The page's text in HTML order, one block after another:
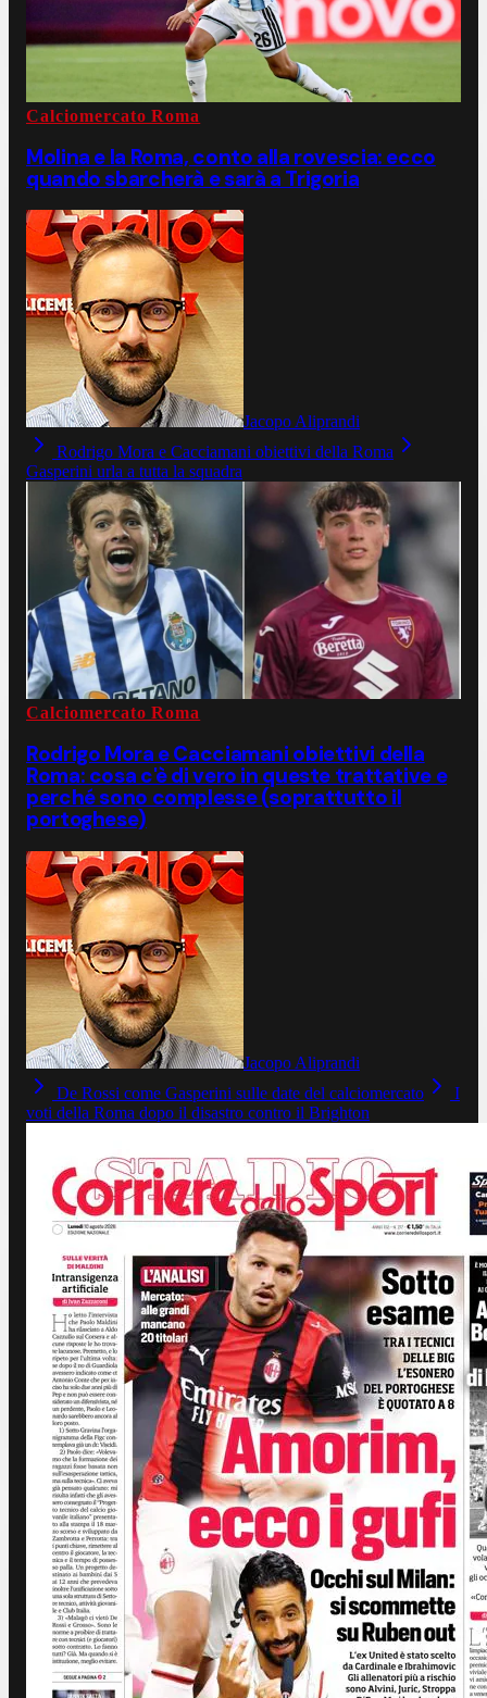
Calciomercato Roma
Molina e la Roma, conto alla rovescia: ecco
quando sbarcherà e sarà a Trigoria
Jacopo Aliprandi
Rodrigo Mora e Cacciamani obiettivi della Roma
Gasperini urla a tutta la squadra
Calciomercato Roma
Rodrigo Mora e Cacciamani obiettivi della
Roma: cosa c'è di vero in queste trattative e
perché sono complesse (soprattutto il
portoghese)
Jacopo Aliprandi
De Rossi come Gasperini sulle date del calciomercato
I
voti della Roma dopo il disastro contro il Brighton